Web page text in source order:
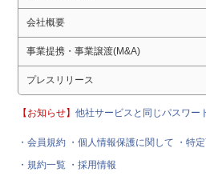
会社概要
事業提携・事業譲渡(M&A)
プレスリリース
【お知らせ】他社サービスと同じパスワー
・会員規約 ・個人情報保護に関して
・特
・規約一覧 ・採用情報